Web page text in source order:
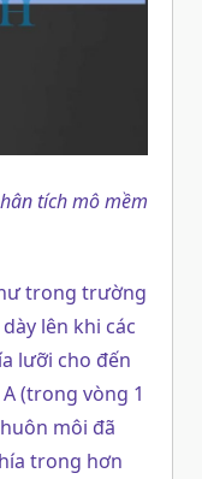
tích mô mềm
trong trường
lên khi các
lưỡi cho đến
(trong vòng 1
môi đã
trong hơn